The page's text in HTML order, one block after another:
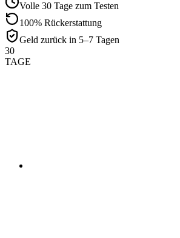
Volle 30 Tage zum Testen
100% Rückerstattung
Geld zurück in 5–7 Tagen
30
TAGE